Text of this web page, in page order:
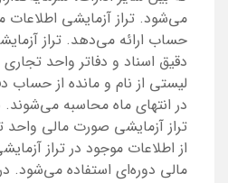
می‌شود. تراز آزمایشی
حساب ارائه می‌دهد. تراز
دقیق اسناد و دفاتر واحد
لیستی از نام و مانده از
در انتهای ماه محاسبه می‌شوند.
تراز آزمایشی صورت مالی
از اطلاعات موجود در تراز
مالی دوره‌ای استفاده می‌شود. در